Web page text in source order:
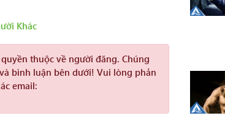
Khác
thuộc về người đăng. Chúng
bình luận bên dưới! Vui lòng phản
email: